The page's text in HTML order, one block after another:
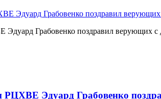
Грабовенко поздравил верующих
РЦХВЕ Эдуард Грабовенко